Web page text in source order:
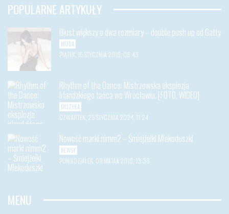
POPULARNE ARTYKUŁY
Biust większy o dwa rozmiary – double push up od Gatty
MODA
PIĄTEK, 15 STYCZNIA 2016, 08:43
Rhythm of the Dance: Mistrzowska eksplozja
irlandzkiego tańca we Wrocławiu. [FOTO, WIDEO]
MUZYKA
CZWARTEK, 25 STYCZNIA 2024, 11:24
Nowość marki nimm2 – Śmiejżelki Mlekoduszki
NEWSY
PONIEDZIAŁEK, 09 MAJAA 2016, 13:38
MENU